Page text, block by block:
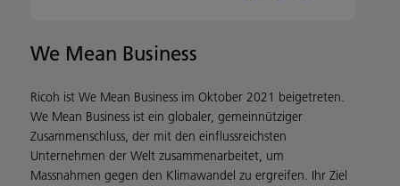
We Mean Business
Ricoh ist We Mean Business im Oktober 2021 beigetreten.
We Mean Business ist ein globaler, gemeinnütziger
Zusammenschluss, der mit den einflussreichsten
Unternehmen der Welt zusammenarbeitet, um
Massnahmen gegen den Klimawandel zu ergreifen. Ihr Ziel